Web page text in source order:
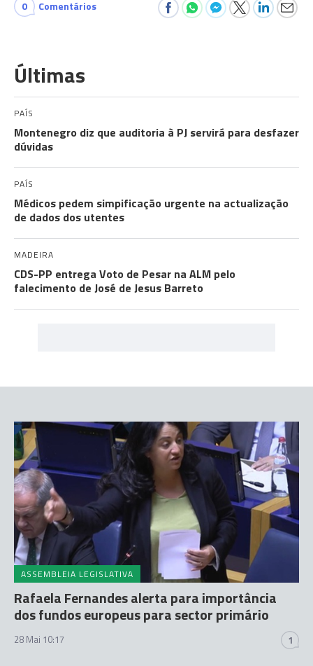
0 Comentários
Últimas
PAÍS
Montenegro diz que auditoria à PJ servirá para desfazer
dúvidas
PAÍS
Médicos pedem simpificação urgente na actualização
de dados dos utentes
MADEIRA
CDS-PP entrega Voto de Pesar na ALM pelo
falecimento de José de Jesus Barreto
ASSEMBLEIA LEGISLATIVA
Rafaela Fernandes alerta para importância
dos fundos europeus para sector primário
28 Mai 10:17 1